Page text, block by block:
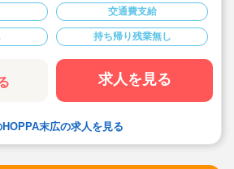
の固定勤務でプライベート充実
全般に従事して頂きます
交通費支給
持ち帰り残業無し
求人を見る
HOPPA末広の求人を見る